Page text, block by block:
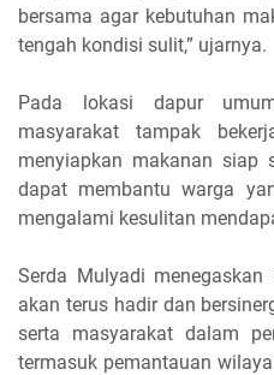
bersama agar kebutuhan
tengah kondisi sulit,” ujarnya.
Pada lokasi dapur
masyarakat tampak
menyiapkan makanan siap
dapat membantu warga
mengalami kesulitan
Serda Mulyadi
akan terus hadir dan
serta masyarakat dalam
termasuk pemantauan